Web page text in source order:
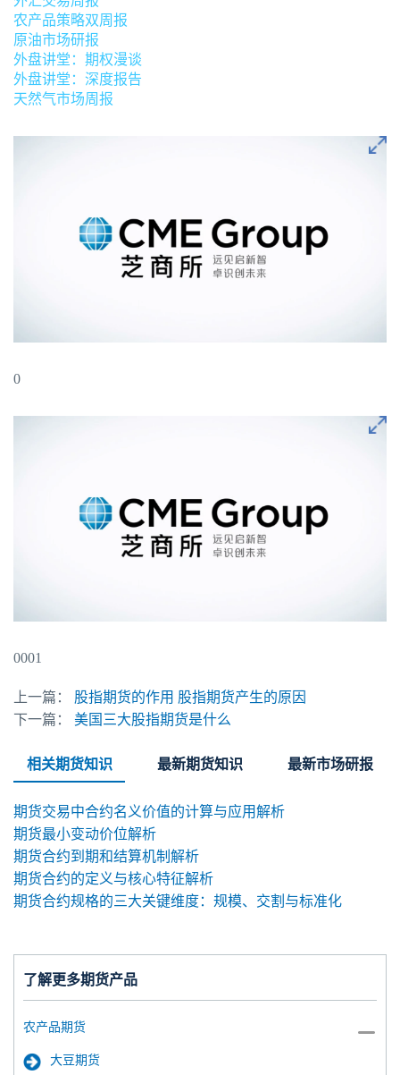
了解更多期货产品
农产品期货
大豆期货
农产品策略双周报
原油市场研报
外盘讲堂：期权漫谈
外盘讲堂：深度报告
天然气市场周报
0
0001
上一篇：
股指期货的作用 股指期货产生的原因
下一篇：
美国三大股指期货是什么
相关期货知识 最新期货知识 最新市场研报
期货交易中合约名义价值的计算与应用解析
期货最小变动价位解析
期货合约到期和结算机制解析
期货合约的定义与核心特征解析
期货合约规格的三大关键维度：规模、交割与标准化